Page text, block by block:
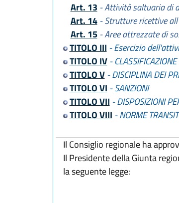
Art. 13 - Attività saltuaria di
Art. 14- Strutture ricettive
Art. 15- Aree attrezzate di
TITOLO III - Esercizio
TITOLO IV- CLASSIFICAZIONE
TITOLO V- DISCIPLINA DEI
TITOLO VI - SANZIONI
TITOLO VII - DISPOSIZIONI
TITOLO VIII - NORME
Il Consiglio regionale ha
Il Presidente della Giunta
la seguente legge: